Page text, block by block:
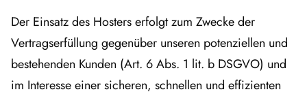
Der Einsatz des Hosters erfolgt zum Zwecke der
Vertragserfüllung gegenüber unseren potenziellen und
bestehenden Kunden (Art. 6 Abs. 1 lit. b DSGVO) und
im Interesse einer sicheren, schnellen und effizienten